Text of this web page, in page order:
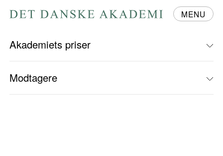
forsiden
MENU
Akademiets priser
Modtagere